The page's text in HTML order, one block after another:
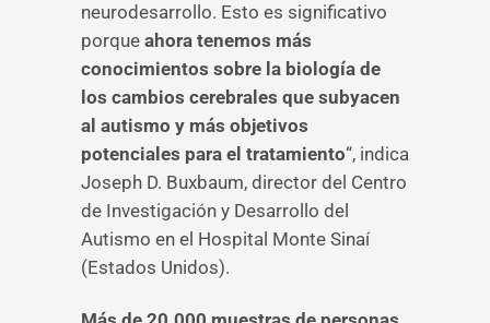
neurodesarrollo. Esto es significativo
porque ahora tenemos más
conocimientos sobre la biología de
los cambios cerebrales que subyacen
al autismo y más objetivos
potenciales para el tratamiento“, indica
Joseph D. Buxbaum, director del Centro
de Investigación y Desarrollo del
Autismo en el Hospital Monte Sinaí
(Estados Unidos).